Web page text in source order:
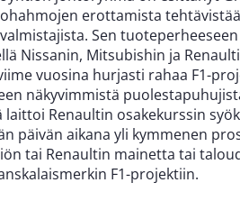
erottamista
Sen
Nissanin, Mitsubishin ja
vuosina hurjasti rahaa F1-
näkyvimmistä
Renaultin osakekurssin
päivän aikana yli kymmenen
tai Renaultin mainetta tai
F1-projektiin.